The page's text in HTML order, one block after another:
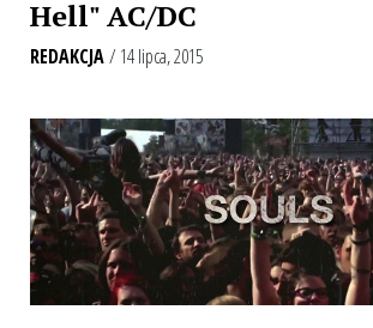
Hell" AC/DC
REDAKCJA/ 14 lipca, 2015